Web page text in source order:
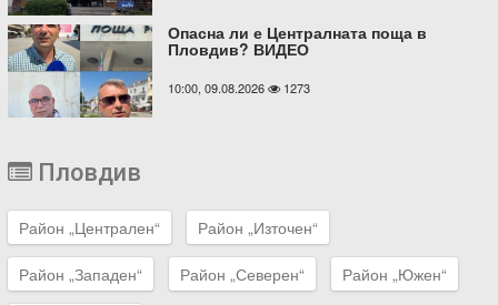
Опасна ли е Централната поща в
Пловдив? ВИДЕО
10:00, 09.08.2026 1273
Пловдив
Район „Централен“ Район „Източен“
Район „Западен“ Район „Северен“ Район „Южен“